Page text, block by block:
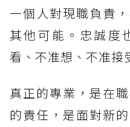
一個人對現職負責
其他可能。忠誠度
看、不准想、不准接
真正的專業，是在
的責任，是面對新